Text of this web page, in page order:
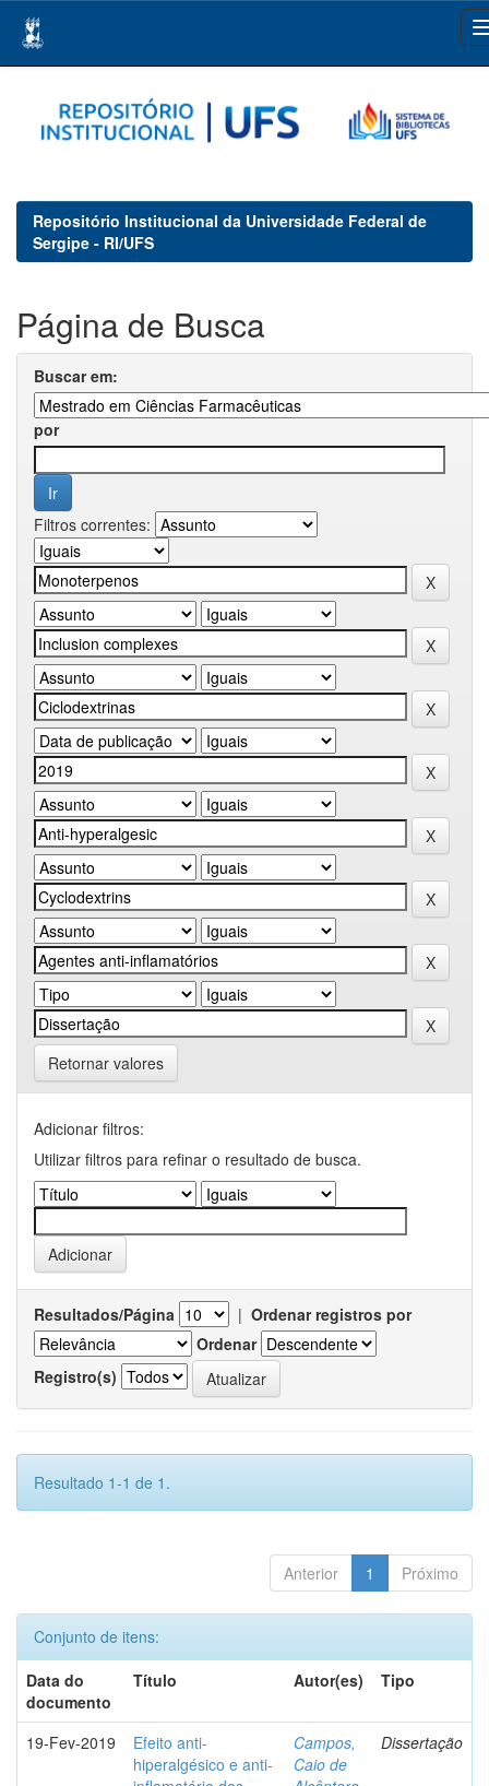
navigation
Repositório Institucional da Universidade Federal de
Sergipe - RI/UFS
Página de Busca
Buscar em:
por
Filtros correntes:
Retornar valores
Adicionar filtros:
Utilizar filtros para refinar o resultado de busca.
Resultados/Página | Ordenar registros por
Ordenar
Registro(s)
Resultado 1-1 de 1.
Anterior 1 Próximo
Conjunto de itens:
Data do
documento
Título Autor(es) Tipo
19-Fev-2019
Efeito anti-
hiperalgésico e anti-
Campos,
Caio de
Dissertação